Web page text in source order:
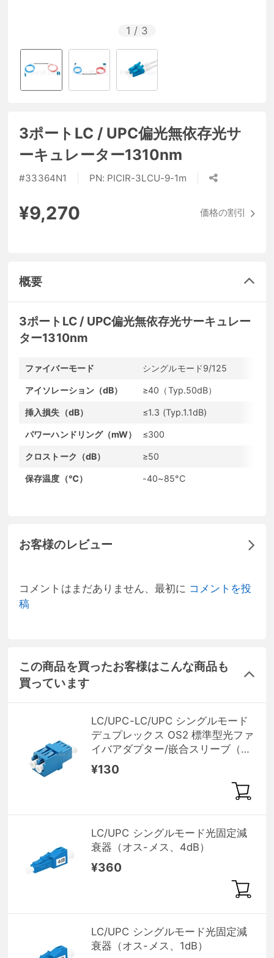
1 / 3
3ポートLC / UPC偏光無依存光サ
ーキュレーター1310nm
#33364N1 PN: PICIR-3LCU-9-1m
¥9,270 価格の割引
概要
3ポートLC / UPC偏光無依存光サーキュレー
ター1310nm
ファイバーモード シングルモード9/125
アイソレーション（dB） ≥40（Typ.50dB）
挿入損失（dB） ≤1.3 (Typ.1.1dB)
パワーハンドリング（mW） ≤300
クロストーク（dB） ≥50
保存温度（℃） -40~85°C
お客様のレビュー
コメントはまだありません、最初に コメントを投
稿
この商品を買ったお客様はこんな商品も
買っています
LC/UPC-LC/UPC シングルモード
デュプレックス OS2 標準型光ファ
イバアダプター/嵌合スリーブ（フ
ランジなし）
¥130
LC/UPC シングルモード光固定減
衰器（オス-メス、4dB）
¥360
LC/UPC シングルモード光固定減
衰器（オス-メス、1dB）